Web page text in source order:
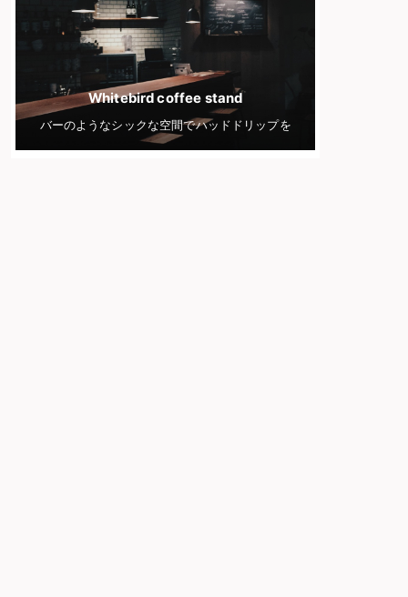
Whitebird coffee stand
バーのようなシックな空間でハッドドリップを